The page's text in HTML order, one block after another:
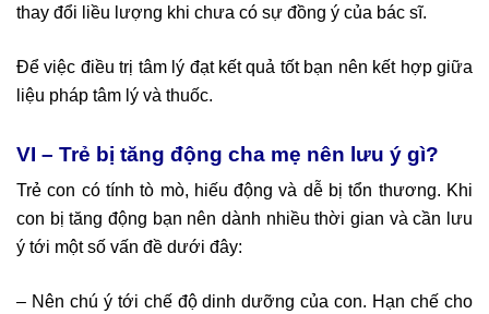
thay đổi liều lượng khi chưa có sự đồng ý của bác sĩ.
Để việc điều trị tâm lý đạt kết quả tốt bạn nên kết hợp giữa
liệu pháp tâm lý và thuốc.
VI – Trẻ bị tăng động cha mẹ nên lưu ý gì?
Trẻ con có tính tò mò, hiếu động và dễ bị tổn thương. Khi
con bị tăng động bạn nên dành nhiều thời gian và cần lưu
ý tới một số vấn đề dưới đây:
– Nên chú ý tới chế độ dinh dưỡng của con. Hạn chế cho